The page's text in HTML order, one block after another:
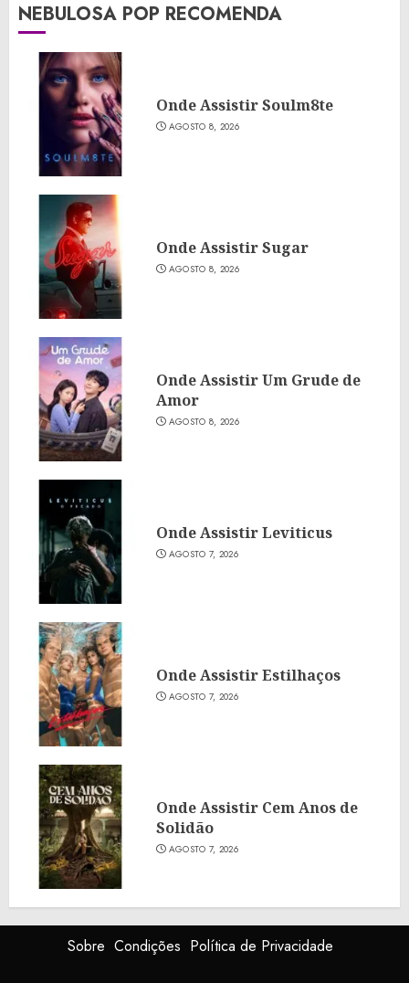
NEBULOSA POP RECOMENDA
Onde Assistir Soulm8te
AGOSTO 8, 2026
Onde Assistir Sugar
AGOSTO 8, 2026
Onde Assistir Um Grude de
Amor
AGOSTO 8, 2026
Onde Assistir Leviticus
AGOSTO 7, 2026
Onde Assistir Estilhaços
AGOSTO 7, 2026
Onde Assistir Cem Anos de
Solidão
AGOSTO 7, 2026
Sobre Condições Política de Privacidade